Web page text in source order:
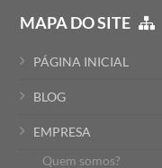
MAPA DO SITE
PÁGINA INICIAL
BLOG
EMPRESA
Quem somos?